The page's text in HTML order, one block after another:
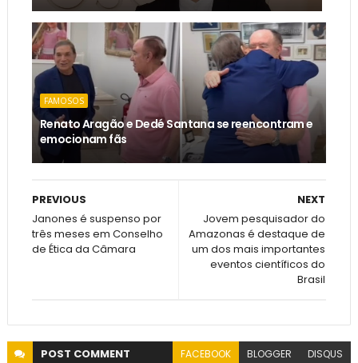
FAMOSOS
Renato Aragão e Dedé Santana se reencontram e
emocionam fãs
NEXT
Jovem pesquisador do
Amazonas é destaque de
um dos mais importantes
eventos científicos do
Brasil
PREVIOUS
Janones é suspenso por
três meses em Conselho
de Ética da Câmara
POST COMMENT FACEBOOK BLOGGER DISQUS